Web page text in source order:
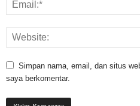
Simpan nama, email, dan situs
saya berkomentar.